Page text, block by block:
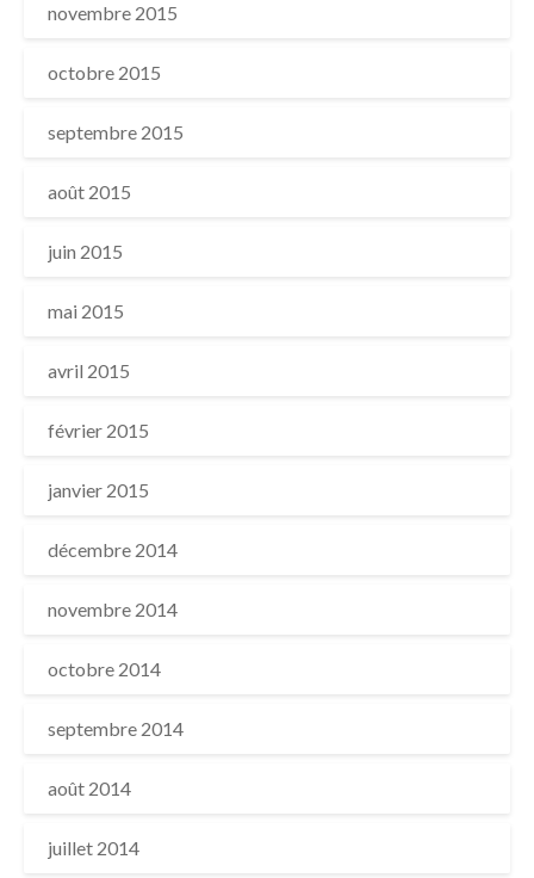
novembre 2015
octobre 2015
septembre 2015
août 2015
juin 2015
mai 2015
avril 2015
février 2015
janvier 2015
décembre 2014
novembre 2014
octobre 2014
septembre 2014
août 2014
juillet 2014